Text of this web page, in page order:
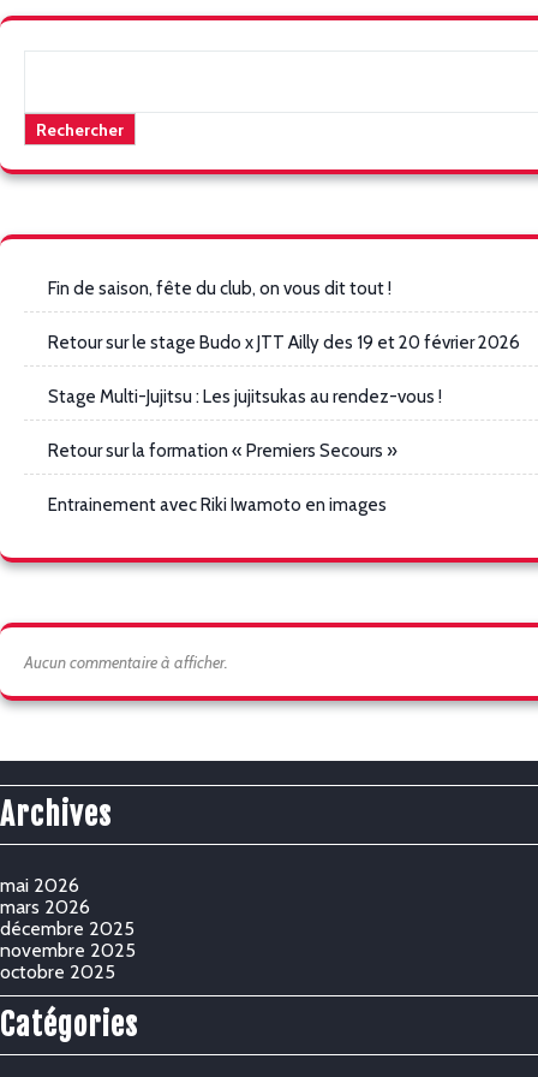
Rechercher
Rechercher
Fin de saison, fête du club, on vous dit tout !
Retour sur le stage Budo x JTT Ailly des 19 et 20 février 2026
Stage Multi-Jujitsu : Les jujitsukas au rendez-vous !
Retour sur la formation « Premiers Secours »
Entrainement avec Riki Iwamoto en images
Aucun commentaire à afficher.
Archives
mai 2026
mars 2026
décembre 2025
novembre 2025
octobre 2025
Catégories